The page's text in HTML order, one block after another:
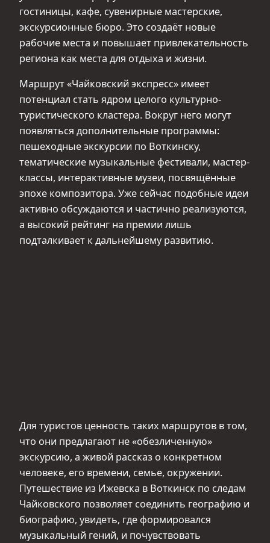
гостиницы, кафе, сувенирные мастерские,
экскурсионные бюро. Это создаёт новые
рабочие места и повышает привлекательность
региона как места для отдыха и жизни.
Маршрут «Чайковский экспресс» имеет
потенциал стать ядром целого культурно-
туристического кластера. Вокруг него могут
появляться дополнительные программы:
пешеходные экскурсии по Воткинску,
тематические музыкальные фестивали, мастер-
классы, интерактивные музеи, посвящённые
эпохе композитора. Уже сейчас подобные идеи
активно обсуждаются и частично реализуются,
а высокий рейтинг на премии лишь
подталкивает к дальнейшему развитию.
Для туристов ценность таких маршрутов в том,
что они предлагают не «обезличенную»
экскурсию, а живой рассказ о конкретном
человеке, его времени, семье, окружении.
Путешествие из Ижевска в Воткинск по следам
Чайковского позволяет соединить географию и
биографию, увидеть, где формировался
музыкальный гений, и почувствовать